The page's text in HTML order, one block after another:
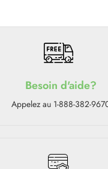
Besoin d'aide?
Appelez au 1-888-382-